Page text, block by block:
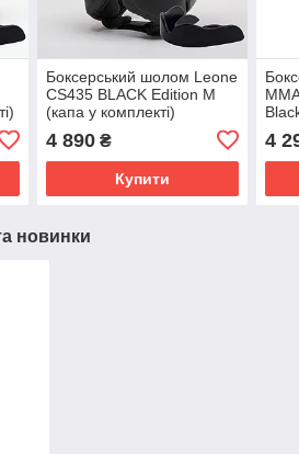
Боксерський шолом Leone
CS435 BLACK Edition M
(капа у комплекті)
4 890₴
Купити
4
новинки